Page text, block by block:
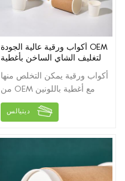
أكواب ورقية عالية الجودة OEM
لتغليف الشاي الساخن بأغطية
أكواب ورقية يمكن التخلص منها
من OEM مع أغطية باللونين
الأبيض والأسود للقهوة / الحليب
/ الماء الساخن وغيرها من
ديتيالس